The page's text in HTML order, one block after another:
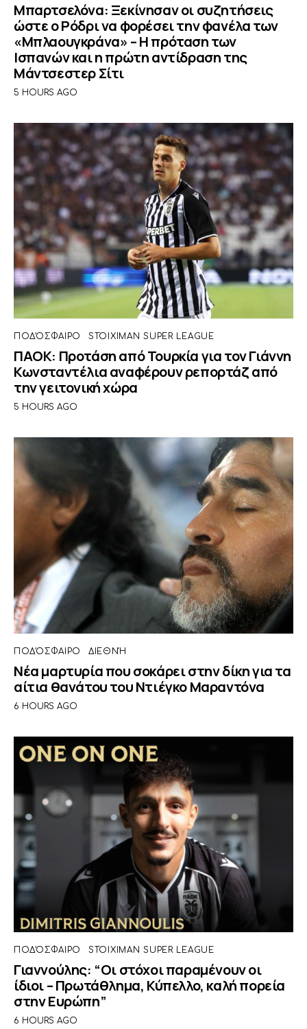
Μπαρτσελόνα: Ξεκίνησαν οι συζητήσεις
ώστε ο Ρόδρι να φορέσει την φανέλα των
«Μπλαουγκράνα» – Η πρόταση των
Ισπανών και η πρώτη αντίδραση της
Μάντσεστερ Σίτι
5 HOURS AGO
ΠΟΔΌΣΦΑΙΡΟ STOIXIMAN SUPER LEAGUE
ΠΑΟΚ: Προτάση από Τουρκία για τον Γιάννη
Κωνσταντέλια αναφέρουν ρεπορτάζ από
την γειτονική χώρα
5 HOURS AGO
ΠΟΔΌΣΦΑΙΡΟ ΔΙΕΘΝΉ
Νέα μαρτυρία που σοκάρει στην δίκη για τα
αίτια θανάτου του Ντιέγκο Μαραντόνα
6 HOURS AGO
ΠΟΔΌΣΦΑΙΡΟ STOIXIMAN SUPER LEAGUE
Γιαννούλης: “Οι στόχοι παραμένουν οι
ίδιοι – Πρωτάθλημα, Κύπελλο, καλή πορεία
στην Ευρώπη”
6 HOURS AGO